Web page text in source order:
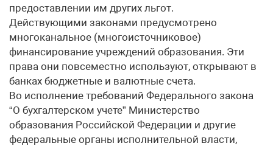
предоставлении им других льгот.
Действующими законами предусмотрено
многоканальное (многоисточниковое)
финансирование учреждений образования. Эти
права они повсеместно используют, открывают в
банках бюджетные и валютные счета.
Во исполнение требований Федерального закона
“О бухгалтерском учете” Министерство
образования Российской Федерации и другие
федеральные органы исполнительной власти,